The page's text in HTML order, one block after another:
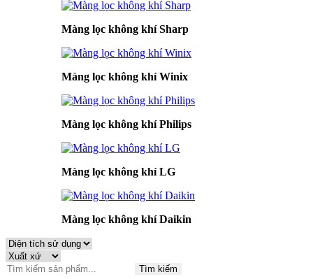
Màng lọc không khí Sharp
Màng lọc không khí Winix
Màng lọc không khí Philips
Màng lọc không khí LG
Màng lọc không khí Daikin
Tìm kiếm